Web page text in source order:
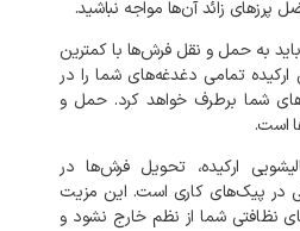
زائد آن‌ها مواجه نباشید.
باید به حمل و نقل فرش‌ها با کمترین
تمامی دغدغه‌های شما را در
برطرف خواهد کرد. حمل و
است.
ارکیده، تحویل فرش‌ها در
در پیک‌های کاری است. این مزیت
نظافتی شما از نظم خارج نشود و